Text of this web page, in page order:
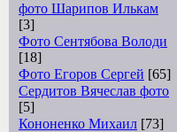
фото Шарипов Илькам
[3]
Фото Сентябова Володи
[18]
Фото Егоров Сергей [65]
Сердитов Вячеслав фото
[5]
Кононенко Михаил [73]